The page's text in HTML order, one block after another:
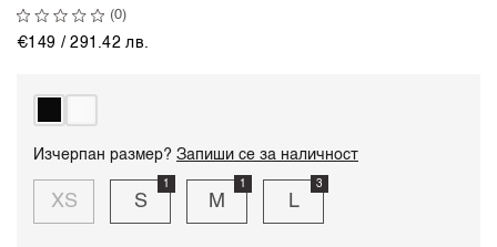
(0)
€149 / 291.42 лв.
Изчерпан размер?Запиши се за наличност
XS S
1
M
1
L
3